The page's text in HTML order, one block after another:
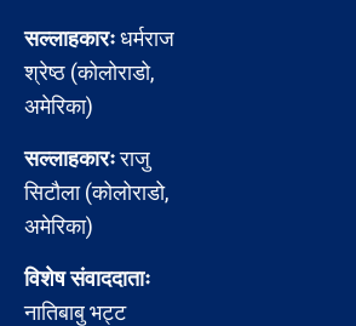
सल्लाहकारःधर्मराज
श्रेष्ठ (कोलोराडो,
अमेरिका)
सल्लाहकारःराजु
सिटौला (कोलोराडो,
अमेरिका)
विशेष संवाददाताः
नातिबाबु भट्ट